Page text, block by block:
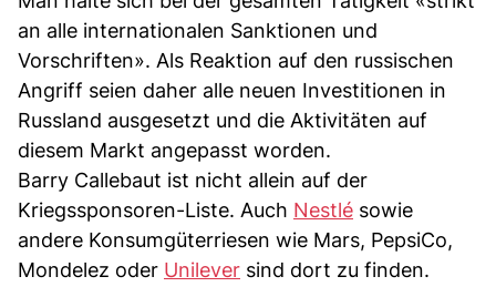
an alle internationalen Sanktionen und
Vorschriften». Als Reaktion auf den russischen
Angriff seien daher alle neuen Investitionen in
Russland ausgesetzt und die Aktivitäten auf
diesem Markt angepasst worden.
Barry Callebaut ist nicht allein auf der
Kriegssponsoren-Liste. Auch Nestlé sowie
andere Konsumgüterriesen wie Mars, PepsiCo,
Mondelez oder Unilever sind dort zu finden.